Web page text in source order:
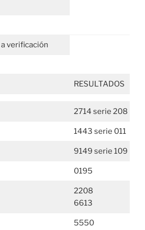
verificación
RESULTADOS
2714 serie 208
1443 serie 011
9149 serie 109
0195
2208
6613
5550